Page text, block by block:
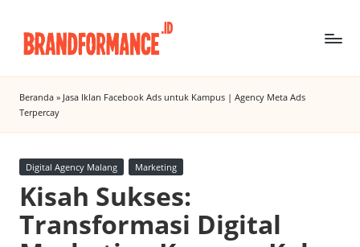
B
r
a
n
d
f
o
Agency
Beranda » Jasa Iklan Facebook Ads untuk Kampus | Agency Meta Ads
Terpercay
Posted
Digital Agency Malang Marketing
Kisah Sukses:
Transformasi Digital